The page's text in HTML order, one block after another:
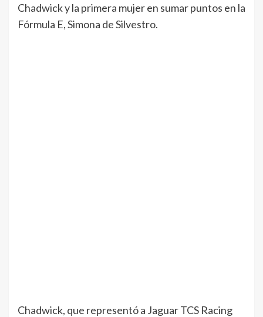
Chadwick y la primera mujer en sumar puntos en la
Fórmula E, Simona de Silvestro.
Chadwick, que representó a Jaguar TCS Racing